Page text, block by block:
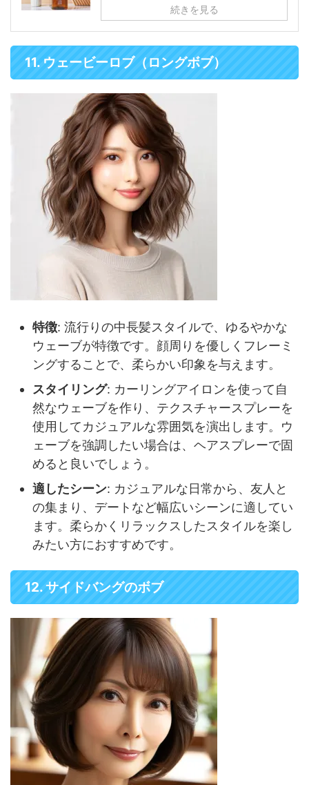
続きを見る
11. ウェービーロブ（ロングボブ）
特徴: 流行りの中長髪スタイルで、ゆるやかな
ウェーブが特徴です。顔周りを優しくフレーミ
ングすることで、柔らかい印象を与えます。
スタイリング: カーリングアイロンを使って自
然なウェーブを作り、テクスチャースプレーを
使用してカジュアルな雰囲気を演出します。ウ
ェーブを強調したい場合は、ヘアスプレーで固
めると良いでしょう。
適したシーン: カジュアルな日常から、友人と
の集まり、デートなど幅広いシーンに適してい
ます。柔らかくリラックスしたスタイルを楽し
みたい方におすすめです。
12. サイドバングのボブ